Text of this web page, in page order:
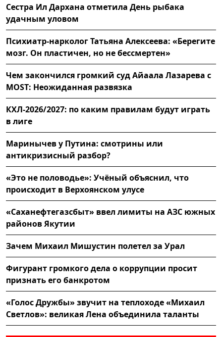
Сестра Ил Дархана отметила День рыбака
удачным уловом
Психиатр-нарколог Татьяна Алексеева: «Берегите
мозг. Он пластичен, но не бессмертен»
Чем закончился громкий суд Айаала Лазарева с
MOST: Неожиданная развязка
КХЛ-2026/2027: по каким правилам будут играть
в лиге
Маринычев у Путина: смотрины или
антикризисный разбор?
«Это не половодье»: Учёный объяснил, что
происходит в Верхоянском улусе
«Саханефтегазсбыт» ввел лимиты на АЗС южных
районов Якутии
Зачем Михаил Мишустин полетел за Урал
Фигурант громкого дела о коррупции просит
признать его банкротом
«Голос Дружбы» звучит на теплоходе «Михаил
Светлов»: великая Лена объединила таланты